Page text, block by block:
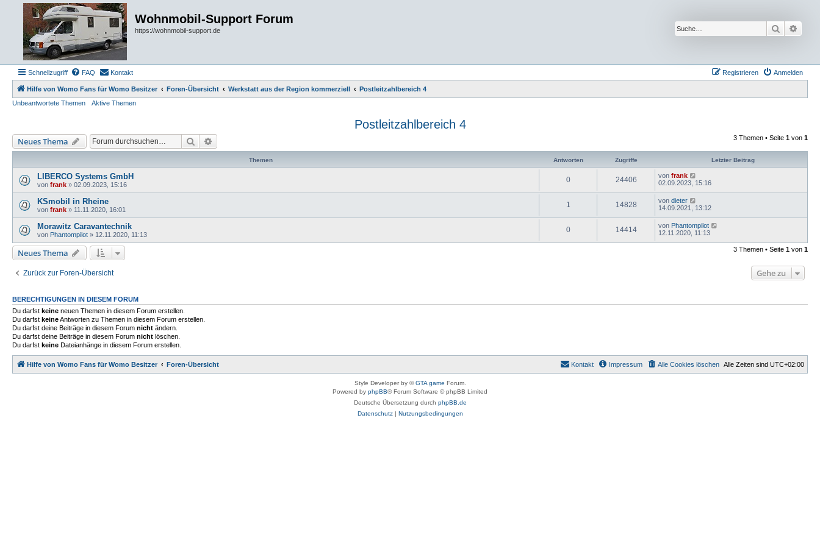
Wohnmobil-Support Forum
https://wohnmobil-support.de Suche
Schnellzugriff FAQ Kontakt Anmelden
Registrieren
Hilfe von Womo Fans für Womo Besitzer Foren-Übersicht Werkstatt aus der Region kommerziell
Postleitzahlbereich 4
Unbeantwortete Themen
Aktive Themen
Postleitzahlbereich 4
Neues Thema Suche 3 Themen • Seite 1 von 1
Themen Antworten Zugriffe Letzter Beitrag
LIBERCO Systems GmbH
von frank » 02.09.2023, 15:16
0 24406 von frank
02.09.2023, 15:16
KSmobil in Rheine
von frank » 11.11.2020, 16:01
1 14828 von dieter
14.09.2021, 13:12
Morawitz Caravantechnik
von Phantompilot » 12.11.2020, 11:13
0 14414 von Phantompilot
12.11.2020, 11:13
Neues Thema 3 Themen • Seite 1 von 1
Zurück zur Foren-Übersicht Gehe zu
BERECHTIGUNGEN IN DIESEM FORUM
Du darfst keine neuen Themen in diesem Forum erstellen.
Du darfst keineAntworten zu Themen in diesem Forum erstellen.
Du darfst deine Beiträge in diesem Forum nicht ändern.
Du darfst deine Beiträge in diesem Forum nicht löschen.
Du darfst keine Dateianhänge in diesem Forum erstellen.
Hilfe von Womo Fans für Womo Besitzer Foren-Übersicht Alle Zeiten sind UTC+02:00
Alle Cookies löschen
Impressum
Kontakt
Style Developer by ©GTA game Forum.
Powered by phpBB® Forum Software © phpBB Limited
Deutsche Übersetzung durch phpBB.de
Datenschutz| Nutzungsbedingungen